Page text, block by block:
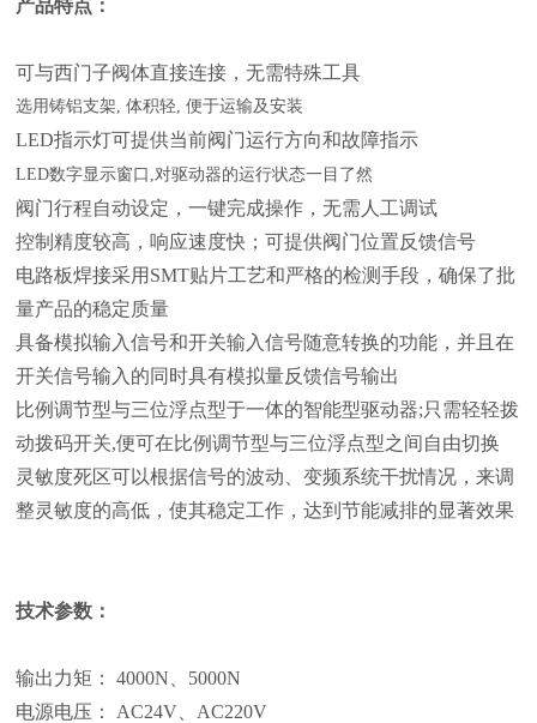
产品特点：
可与西门子阀体直接连接，无需特殊工具
选用铸铝支架, 体积轻, 便于运输及安装
LED指示灯可提供当前阀门运行方向和故障指示
LED数字显示窗口,对驱动器的运行状态一目了然
阀门行程自动设定，一键完成操作，无需人工调试
控制精度较高，响应速度快；可提供阀门位置反馈信号
电路板焊接采用SMT贴片工艺和严格的检测手段，确保了批
量产品的稳定质量
具备模拟输入信号和开关输入信号随意转换的功能，并且在
开关信号输入的同时具有模拟量反馈信号输出
比例调节型与三位浮点型于一体的智能型驱动器;只需轻轻拨
动拨码开关,便可在比例调节型与三位浮点型之间自由切换
灵敏度死区可以根据信号的波动、变频系统干扰情况，来调
整灵敏度的高低，使其稳定工作，达到节能减排的显著效果
技术参数：
输出力矩： 4000N、5000N
电源电压： AC24V、AC220V